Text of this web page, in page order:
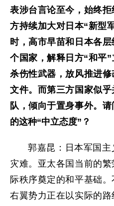
表涉台言论至今，始终
方持续加大对日本“新型
时，高市早苗和日本各
个国家，解释日方“和平
杀伤性武器，放风推进
文件。而第三方国家似
队，倾向于置身事外。
的这种“中立态度”？
郭嘉昆：日本军国
灾难。亚太各国当前的
际秩序奠定的和平基础
右翼势力正在以实际的